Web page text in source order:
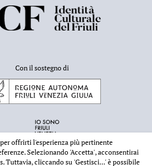
Con il sostegno di
offrirti l'esperienza più pertinente
Selezionando 'Accetta', acconsentirai
Tuttavia, cliccando su 'Gestisci...'è possibile